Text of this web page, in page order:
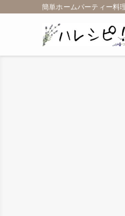
簡単ホームパーティー料